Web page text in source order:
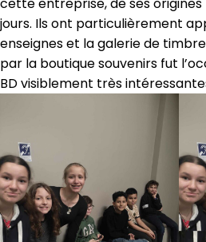
jours. Ils ont particulièrement
enseignes et la galerie de
par la boutique souvenirs fut
BD visiblement très